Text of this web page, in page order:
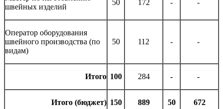
швейных изделий
50 172 - -
Оператор оборудования
швейного производства (по
видам)
50 112 - -
Итого 100 284 - -
Итого (бюджет) 150 889 50 672